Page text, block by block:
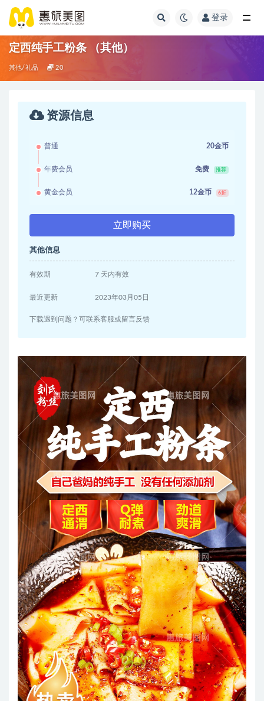
登录
定西纯手工粉条 （其他）
其他/礼品 20
资源信息
普通 20金币
年费会员 免费 推荐
黄金会员 12金币 6折
立即购买
其他信息
有效期 7 天内有效
最近更新 2023年03月05日
下载遇到问题？可联系客服或留言反馈